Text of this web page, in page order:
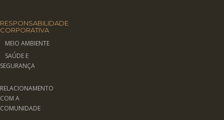
RESPONSABILIDADE
CORPORATIVA
MEIO AMBIENTE
SAÚDE E
SEGURANÇA
RELACIONAMENTO
COM A
COMUNIDADE